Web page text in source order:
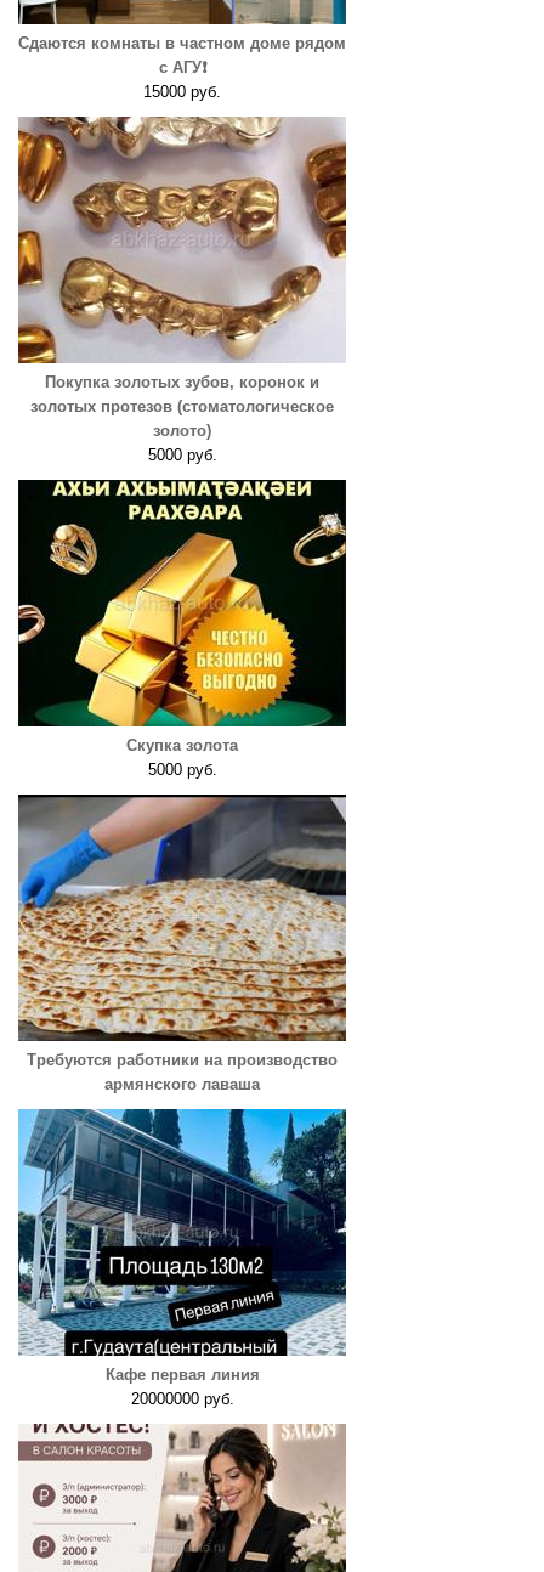
Сдаются комнаты в частном доме рядом
с АГУ❗️
15000 руб.
Покупка золотых зубов, коронок и
золотых протезов (стоматологическое
золото)
5000 руб.
Скупка золота
5000 руб.
Требуются работники на производство
армянского лаваша
Кафе первая линия
20000000 руб.